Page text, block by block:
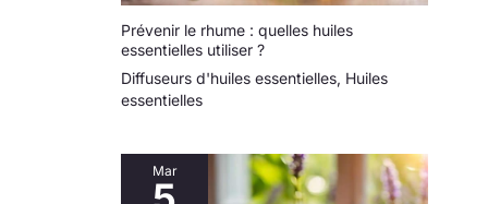
Prévenir le rhume : quelles huiles
essentielles utiliser ?
Diffuseurs d'huiles essentielles, Huiles
essentielles
Mar